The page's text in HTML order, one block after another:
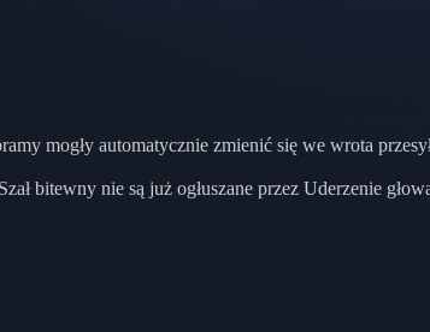
mogły automatycznie zmienić się we wrota
bitewny nie są już ogłuszane przez Uderzenie